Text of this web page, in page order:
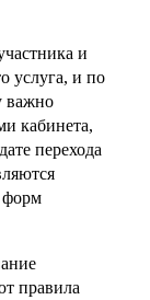
и
услуга, и по
важно
кабинета,
перехода
форм
правила